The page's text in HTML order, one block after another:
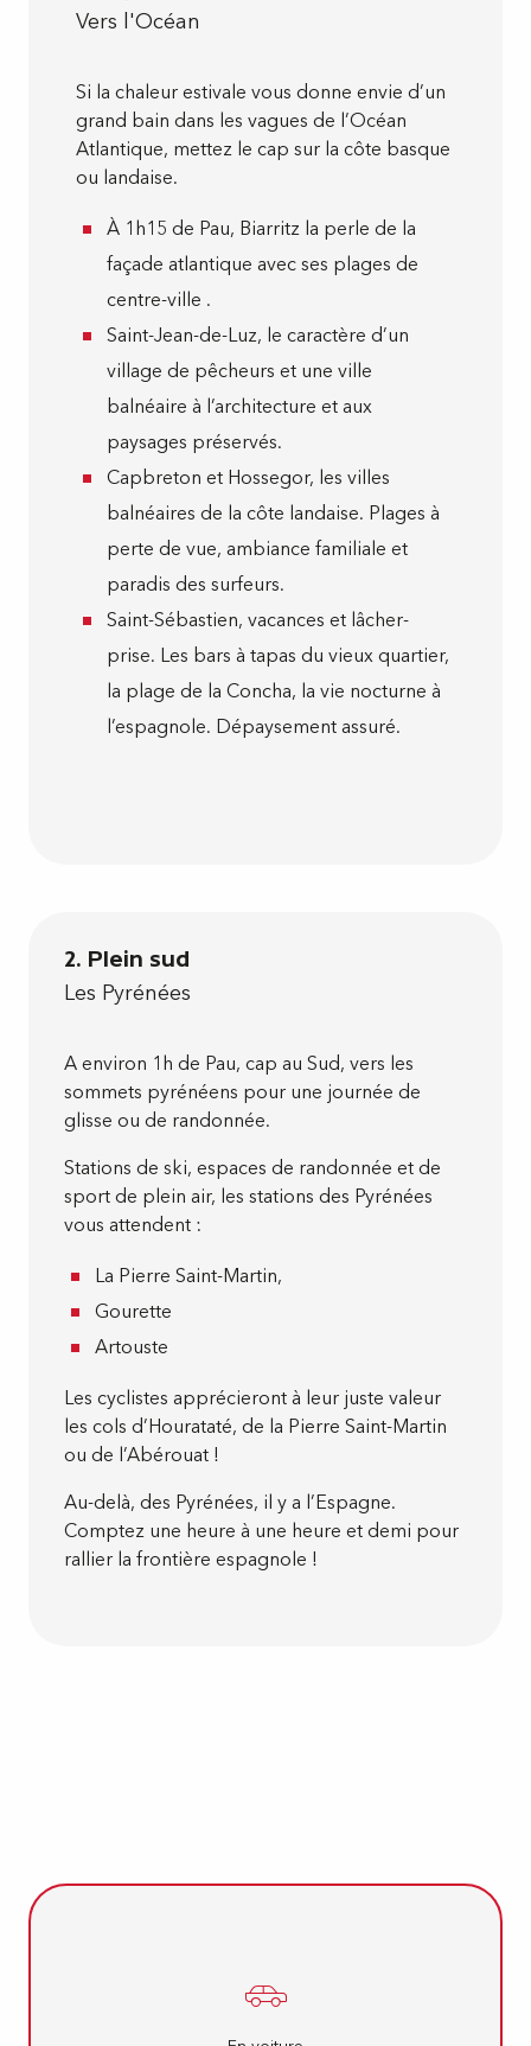
Au Nord, les vallons
Vers l'Océan
Si la chaleur estivale vous donne envie d’un
grand bain dans les vagues de l’Océan
Atlantique, mettez le cap sur la côte basque
ou landaise.
À 1h15 de Pau, Biarritz la perle de la
façade atlantique avec ses plages de
centre-ville .
Saint-Jean-de-Luz, le caractère d’un
village de pêcheurs et une ville
balnéaire à l’architecture et aux
paysages préservés.
Capbreton et Hossegor, les villes
balnéaires de la côte landaise. Plages à
perte de vue, ambiance familiale et
paradis des surfeurs.
Saint-Sébastien, vacances et lâcher-
prise. Les bars à tapas du vieux quartier,
la plage de la Concha, la vie nocturne à
l’espagnole. Dépaysement assuré.
2. Plein sud
Les Pyrénées
A environ 1h de Pau, cap au Sud, vers les
sommets pyrénéens pour une journée de
glisse ou de randonnée.
Stations de ski, espaces de randonnée et de
sport de plein air, les stations des Pyrénées
vous attendent :
La Pierre Saint-Martin,
Gourette
Artouste
Les cyclistes apprécieront à leur juste valeur
les cols d’Hourataté, de la Pierre Saint-Martin
ou de l’Abérouat !
Au-delà, des Pyrénées, il y a l’Espagne.
Comptez une heure à une heure et demi pour
rallier la frontière espagnole !